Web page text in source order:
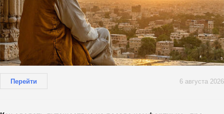
Перейти 6 августа 2026